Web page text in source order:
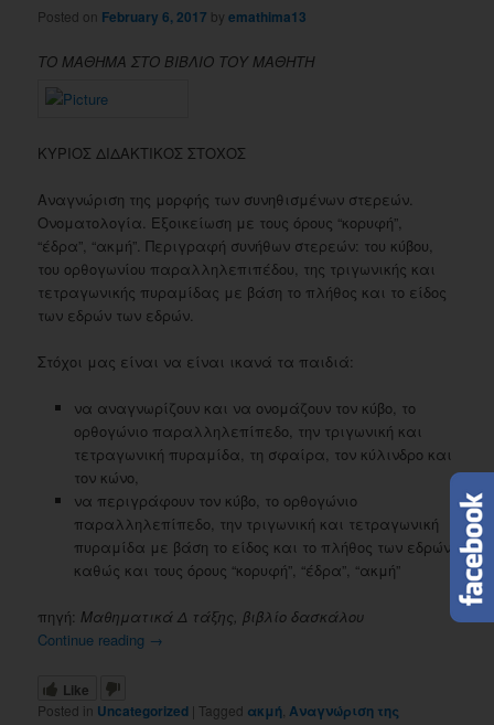
Posted on February 6, 2017 byemathima13
ΤΟ ΜΑΘΗΜΑ ΣΤΟ ΒΙΒΛΙΟ ΤΟΥ ΜΑΘΗΤΗ
ΚΥΡΙΟΣ ΔΙΔΑΚΤΙΚΟΣ ΣΤΟΧΟΣ
Αναγνώριση της μορφής των συνηθισμένων στερεών.
Ονοματολογία. Εξοικείωση με τους όρους “κορυφή”,
“έδρα”, “ακμή”. Περιγραφή συνήθων στερεών: του κύβου,
του ορθογωνίου παραλληλεπιπέδου, της τριγωνικής και
τετραγωνικής πυραμίδας με βάση το πλήθος και το είδος
των εδρών των εδρών.
Στόχοι μας είναι να είναι ικανά τα παιδιά:
να αναγνωρίζουν και να ονομάζουν τον κύβο, το
ορθογώνιο παραλληλεπίπεδο, την τριγωνική και
τετραγωνική πυραμίδα, τη σφαίρα, τον κύλινδρο και
τον κώνο,
να περιγράφουν τον κύβο, το ορθογώνιο
παραλληλεπίπεδο, την τριγωνική και τετραγωνική
πυραμίδα με βάση το είδος και το πλήθος των εδρών,
καθώς και τους όρους “κορυφή”, “έδρα”, “ακμή”
πηγή:Μαθηματικά Δ τάξης, βιβλίο δασκάλου
Continue reading →
Like
Posted in Uncategorized | Tagged ακμή Αναγνώριση της